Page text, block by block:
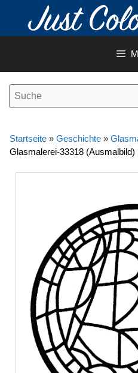
Inhalt
Startseite » Geschichte »
Glasmalerei-33318 (Ausmalbild)